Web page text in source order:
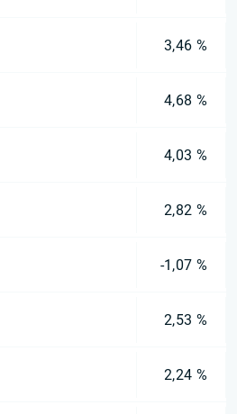
3,46 %
4,68 %
4,03 %
2,82 %
-1,07 %
2,53 %
2,24 %